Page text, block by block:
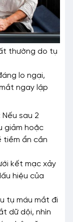
thường do tụ
lo ngại,
ngay lập
sau 2
giảm hoặc
tiềm ẩn cần
kết mạc xảy
hiệu của
tụ máu mắt đi
dữ dội, nhìn